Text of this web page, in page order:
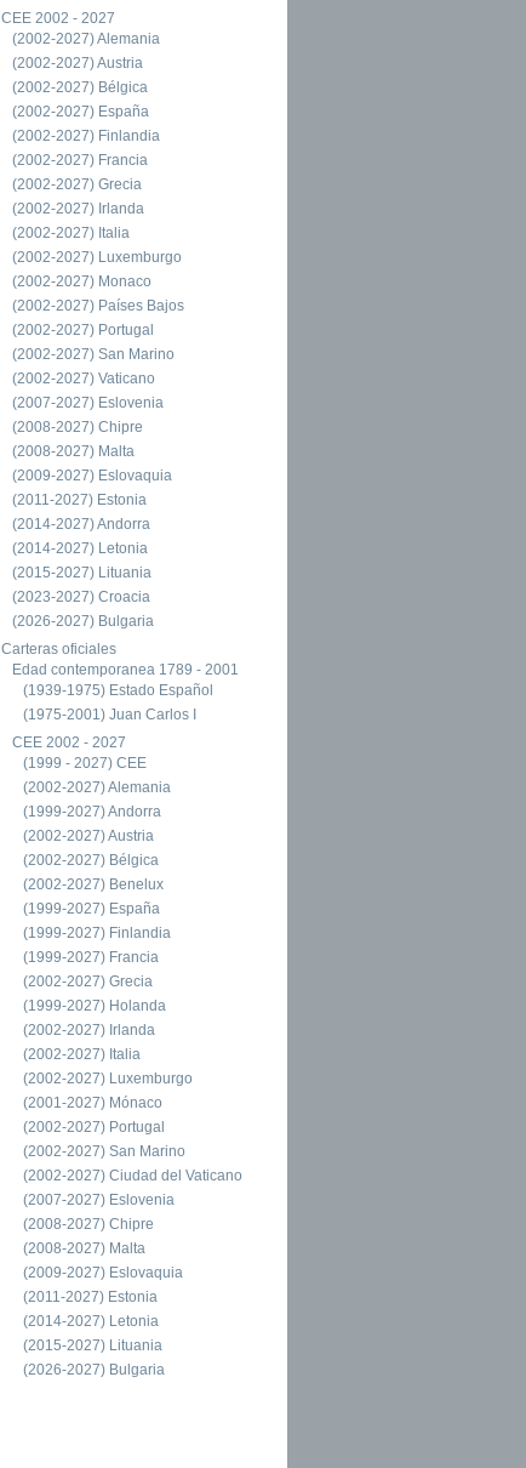
CEE 2002 - 2027
(2002-2027) Alemania
(2002-2027) Austria
(2002-2027) Bélgica
(2002-2027) España
(2002-2027) Finlandia
(2002-2027) Francia
(2002-2027) Grecia
(2002-2027) Irlanda
(2002-2027) Italia
(2002-2027) Luxemburgo
(2002-2027) Monaco
(2002-2027) Países Bajos
(2002-2027) Portugal
(2002-2027) San Marino
(2002-2027) Vaticano
(2007-2027) Eslovenia
(2008-2027) Chipre
(2008-2027) Malta
(2009-2027) Eslovaquia
(2011-2027) Estonia
(2014-2027) Andorra
(2014-2027) Letonia
(2015-2027) Lituania
(2023-2027) Croacia
(2026-2027) Bulgaria
Carteras oficiales
Edad contemporanea 1789 - 2001
(1939-1975) Estado Español
(1975-2001) Juan Carlos I
CEE 2002 - 2027
(1999 - 2027) CEE
(2002-2027) Alemania
(1999-2027) Andorra
(2002-2027) Austria
(2002-2027) Bélgica
(2002-2027) Benelux
(1999-2027) España
(1999-2027) Finlandia
(1999-2027) Francia
(2002-2027) Grecia
(1999-2027) Holanda
(2002-2027) Irlanda
(2002-2027) Italia
(2002-2027) Luxemburgo
(2001-2027) Mónaco
(2002-2027) Portugal
(2002-2027) San Marino
(2002-2027) Ciudad del Vaticano
(2007-2027) Eslovenia
(2008-2027) Chipre
(2008-2027) Malta
(2009-2027) Eslovaquia
(2011-2027) Estonia
(2014-2027) Letonia
(2015-2027) Lituania
(2026-2027) Bulgaria